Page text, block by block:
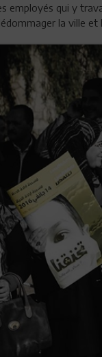
employés qui y
la ville et